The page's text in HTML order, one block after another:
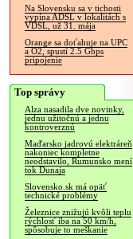
Na Slovensku sa v tichosti
vypína ADSL v lokalitách s
VDSL, už 31. mája
Orange sa doťahuje na UPC
a O2, spustí 2.5 Gbps
pripojenie
Top správy
Alza nasadila dve novinky,
jednu užitočnú a jednu
kontroverznú
Maďarsko jadrovú elektráreň
nakoniec kompletne
neodstavilo, Rumunsko mení
tok Dunaja
Slovensko.sk má opäť
technické problémy
Železnice znižujú kvôli teplu
rýchlosť iba na 50 km/h,
spôsobuje to meškanie